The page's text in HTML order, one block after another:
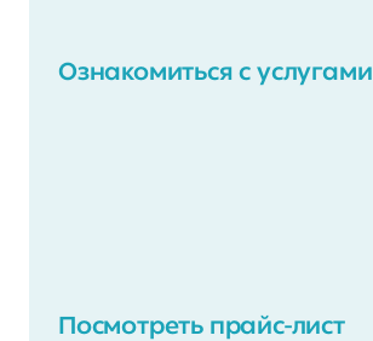
Ознакомиться с услугами
Посмотреть прайс-лист